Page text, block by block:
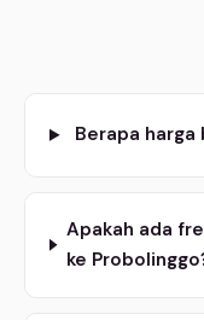
Berapa harga
Apakah ada
ke